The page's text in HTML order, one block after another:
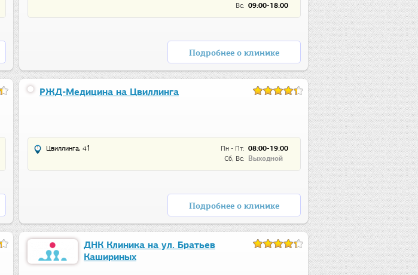
Вс: 09:00-18:00
Подробнее о клинике
РЖД-Медицина на Цвиллинга
Пн - Пт: 08:00-19:00
Сб, Вс: Выходной
Цвиллинга, 41
Подробнее о клинике
ДНК Клиника на ул. Братьев
Кашириных